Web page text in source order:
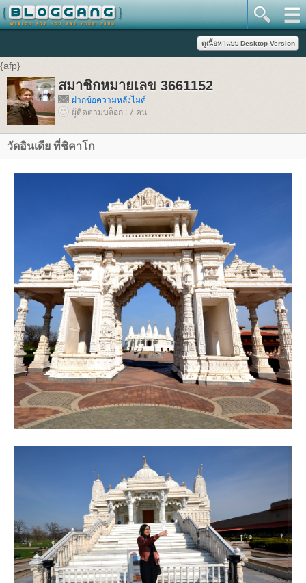
{afp}
สมาชิกหมายเลข 3661152
ฝากข้อความหลังไมค์
ผู้ติดตามบล็อก : 7 คน
วัดอินเดีย ที่ชิคาโก